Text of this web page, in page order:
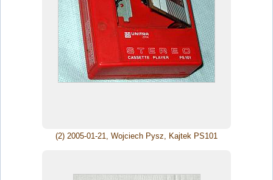
(2) 2005-01-21, Wojciech Pysz, Kajtek PS101